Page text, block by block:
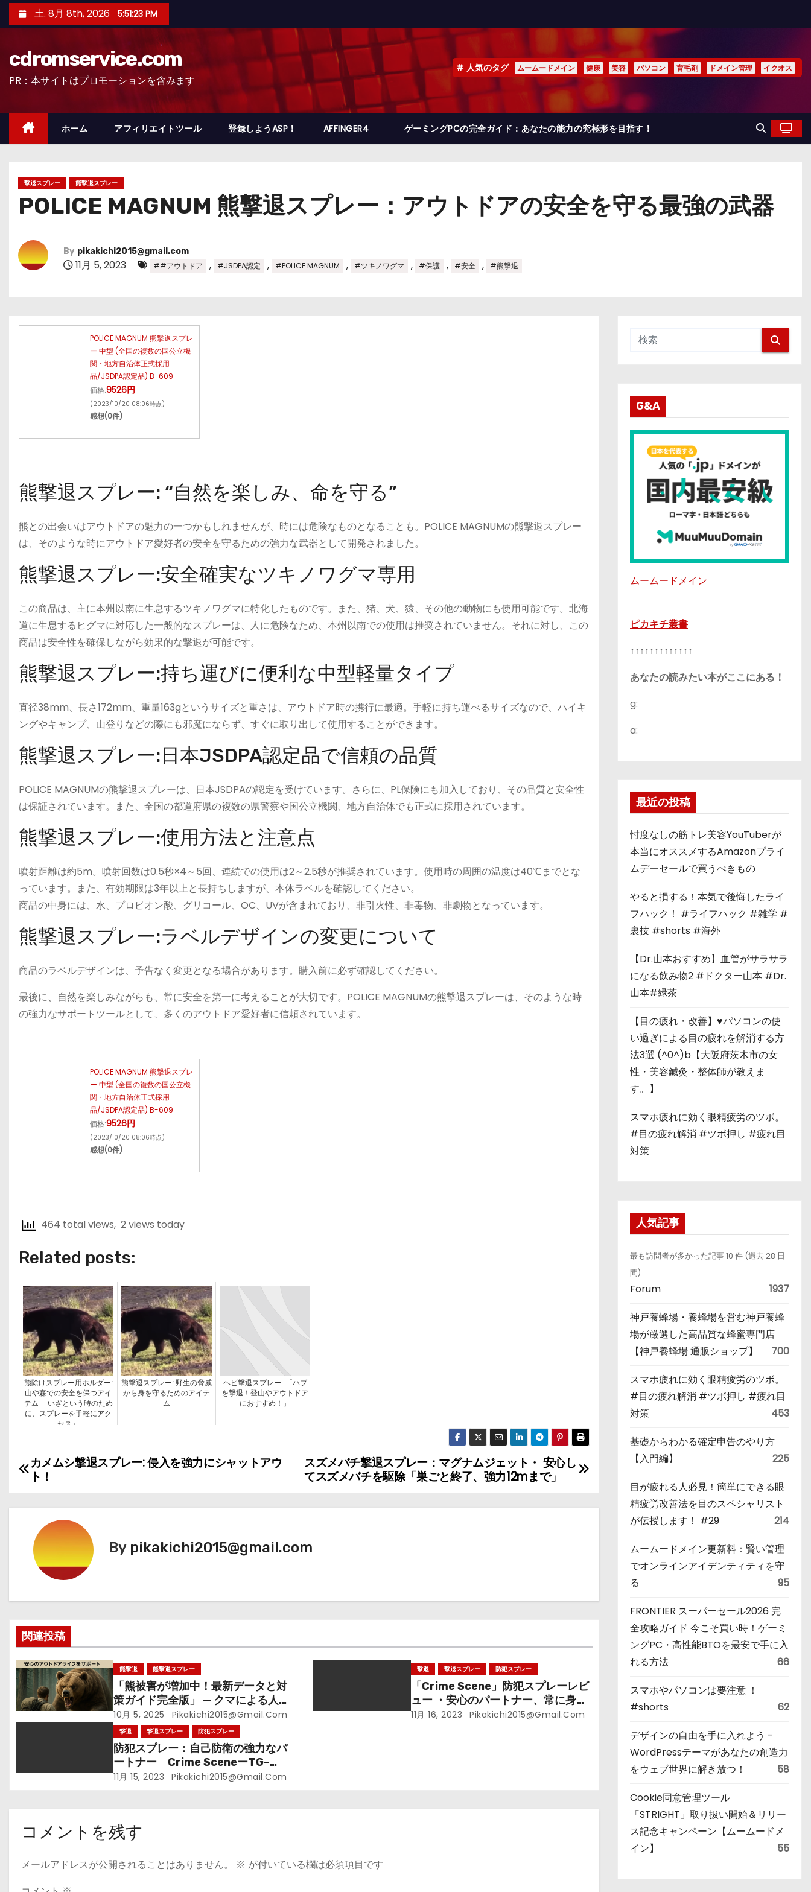
ン
ッ
土. 8月 8th, 2026 5:51:25 PM
cdromservice.com
PR：本サイトはプロモーションを含みます
人気のタグ ムームードメイン 健康 美容 パソコン 育毛剤 ドメイン管理 イクオス
ホーム アフィリエイトツール 登録しようASP！ AFFINGER4 ゲーミングPCの完全ガイド：あなたの能力の究極形を目指す！
撃退スプレー 熊撃退スプレー
POLICE MAGNUM 熊撃退スプレー：アウトドアの安全を守る最強の武器
By pikakichi2015@gmail.com
11月 5, 2023 ##アウトドア , #JSDPA認定 , #POLICE MAGNUM , #ツキノワグマ , #保護 , #安全 , #熊撃退
POLICE MAGNUM 熊撃退スプレ
ー 中型 (全国の複数の国公立機
関・地方自治体正式採用
品/JSDPA認定品) B-609
価格:9526円
(2023/10/20 08:06時点)
感想(0件)
熊撃退スプレー: “自然を楽しみ、命を守る”
熊との出会いはアウトドアの魅力の一つかもしれませんが、時には危険なものとなることも。POLICE MAGNUMの熊撃退スプレー
は、そのような時にアウトドア愛好者の安全を守るための強力な武器として開発されました。
熊撃退スプレー:安全確実なツキノワグマ専用
この商品は、主に本州以南に生息するツキノワグマに特化したものです。また、猪、犬、猿、その他の動物にも使用可能です。北海
道に生息するヒグマに対応した一般的なスプレーは、人に危険なため、本州以南での使用は推奨されていません。それに対し、この
商品は安全性を確保しながら効果的な撃退が可能です。
熊撃退スプレー:持ち運びに便利な中型軽量タイプ
直径38mm、長さ172mm、重量163gというサイズと重さは、アウトドア時の携行に最適。手軽に持ち運べるサイズなので、ハイキ
ングやキャンプ、山登りなどの際にも邪魔にならず、すぐに取り出して使用することができます。
熊撃退スプレー:日本JSDPA認定品で信頼の品質
POLICE MAGNUMの熊撃退スプレーは、日本JSDPAの認定を受けています。さらに、PL保険にも加入しており、その品質と安全性
は保証されています。また、全国の都道府県の複数の県警察や国公立機関、地方自治体でも正式に採用されています。
熊撃退スプレー:使用方法と注意点
噴射距離は約5m。噴射回数は0.5秒×4～5回、連続での使用は2～2.5秒が推奨されています。使用時の周囲の温度は40℃までとな
っています。また、有効期限は3年以上と長持ちしますが、本体ラベルを確認してください。
商品の中身には、水、プロピオン酸、グリコール、OC、UVが含まれており、非引火性、非毒物、非劇物となっています。
熊撃退スプレー:ラベルデザインの変更について
商品のラベルデザインは、予告なく変更となる場合があります。購入前に必ず確認してください。
最後に、自然を楽しみながらも、常に安全を第一に考えることが大切です。POLICE MAGNUMの熊撃退スプレーは、そのような時
の強力なサポートツールとして、多くのアウトドア愛好者に信頼されています。
POLICE MAGNUM 熊撃退スプレ
ー 中型 (全国の複数の国公立機
関・地方自治体正式採用
品/JSDPA認定品) B-609
価格:9526円
(2023/10/20 08:06時点)
感想(0件)
464 total views, 2 views today
Related posts:
熊除けスプレー用ホルダー:
山や森での安全を保つアイ
テム 「いざという時のため
に、スプレーを手軽にアク
セス」
熊撃退スプレー: 野生の脅威
から身を守るためのアイテ
ム
ヘビ撃退スプレー -「ハブ
を撃退！登山やアウトドア
におすすめ！」
投
ビ
ゲ
シ
ョ
ン
スズメバチ撃退スプレー：マグナムジェット・ 安心し
てスズメバチを駆除「巣ごと終了、強力12mまで」
カメムシ撃退スプレー: 侵入を強力にシャットアウ
ト！
By pikakichi2015@gmail.com
関連投稿
熊撃退 熊撃退スプレー
「熊被害が増加中！最新データと対
策ガイド完全版」 — クマによる人身
被害の実態から、効果的な撃退法・
グッズ・心構えまで
10月 5, 2025 Pikakichi2015@gmail.com
撃退 撃退スプレー 防犯スプレー
「Crime Scene」防犯スプレーレビ
ュー ・安心のパートナー、常に身近
に
11月 16, 2023 Pikakichi2015@gmail.com
撃退 撃退スプレー 防犯スプレー
防犯スプレー：自己防衛の強力なパ
ートナー Crime SceneーTG-
2508
11月 15, 2023 Pikakichi2015@gmail.com
コメントを残す
メールアドレスが公開されることはありません。 ※ が付いている欄は必須項目です
G&A
ムームードメイン
ピカキチ叢書
↑↑↑↑↑↑↑↑↑↑↑↑↑
あなたの読みたい本がここにある！
g:
a:
最近の投稿
忖度なしの筋トレ美容YouTuberが
本当にオススメするAmazonプライ
ムデーセールで買うべきもの
やると損する！本気で後悔したライ
フハック！ #ライフハック #雑学 #
裏技 #shorts #海外
【Dr.山本おすすめ】血管がサラサラ
になる飲み物2 #ドクター山本 #Dr.
山本#緑茶
【目の疲れ・改善】♥パソコンの使
い過ぎによる目の疲れを解消する方
法3選 (^0^)b【大阪府茨木市の女
性・美容鍼灸・整体師が教えま
す。】
スマホ疲れに効く眼精疲労のツボ。
#目の疲れ解消 #ツボ押し #疲れ目
対策
人気記事
最も訪問者が多かった記事 10 件 (過去 28 日
間)
Forum 1937
神戸養蜂場・養蜂場を営む神戸養蜂
場が厳選した高品質な蜂蜜専門店
【神戸養蜂場 通販ショップ】
700
スマホ疲れに効く眼精疲労のツボ。
#目の疲れ解消 #ツボ押し #疲れ目
対策
453
基礎からわかる確定申告のやり方
【入門編】
225
目が疲れる人必見！簡単にできる眼
精疲労改善法を目のスペシャリスト
が伝授します！ #29
214
ムームードメイン更新料：賢い管理
でオンラインアイデンティティを守
る
95
FRONTIER スーパーセール2026 完
全攻略ガイド 今こそ買い時！ゲーミ
ングPC・高性能BTOを最安で手に入
れる方法
66
スマホやパソコンは要注意 ！
#shorts
62
デザインの自由を手に入れよう -
WordPressテーマがあなたの創造力
をウェブ世界に解き放つ！
58
Cookie同意管理ツール
「STRIGHT」取り扱い開始＆リリー
ス記念キャンペーン【ムームードメ
イン】
55